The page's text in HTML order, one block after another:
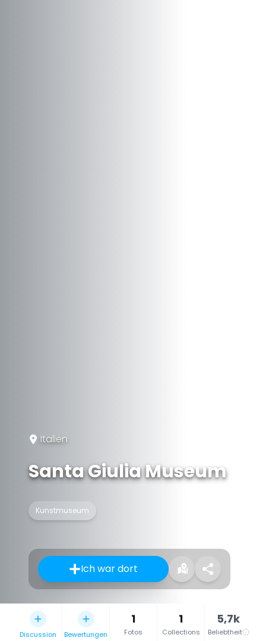
Italien
Santa Giulia Museum
Kunstmuseum
Ich war dort
Discussion Bewertungen
1
Fotos
1
Collections
5,7k
Beliebtheit